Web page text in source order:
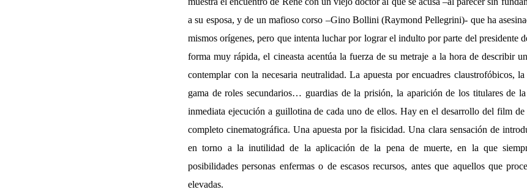
a su esposa, y de un mafioso corso –Gino Bollini (Raymond Pellegrini)- que ha
mismos orígenes, pero que intenta luchar por lograr el indulto por parte del presidente
forma muy rápida, el cineasta acentúa la fuerza de su metraje a la hora de describir
contemplar con la necesaria neutralidad. La apuesta por encuadres claustrofóbicos,
gama de roles secundarios… guardias de la prisión, la aparición de los titulares de
inmediata ejecución a guillotina de cada uno de ellos. Hay en el desarrollo del film
completo cinematográfica. Una apuesta por la fisicidad. Una clara sensación de
en torno a la inutilidad de la aplicación de la pena de muerte, en la que
posibilidades personas enfermas o de escasos recursos, antes que aquellos que
elevadas.